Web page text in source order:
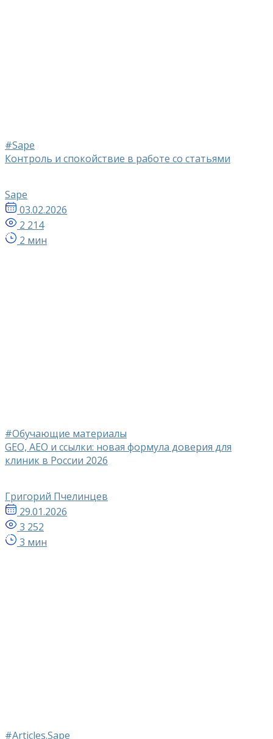
#Sape
Контроль и спокойствие в работе со статьями
Sape
03.02.2026
2 214
2 мин
#Обучающие материалы
GEO, AEO и ссылки: новая формула доверия для
клиник в России 2026
Григорий Пчелинцев
29.01.2026
3 252
3 мин
#Articles.Sape